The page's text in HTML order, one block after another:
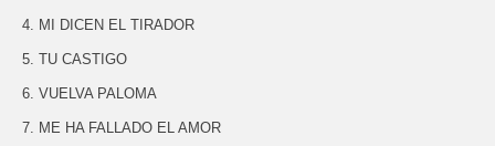
4. MI DICEN EL TIRADOR
5. TU CASTIGO
6. VUELVA PALOMA
7. ME HA FALLADO EL AMOR